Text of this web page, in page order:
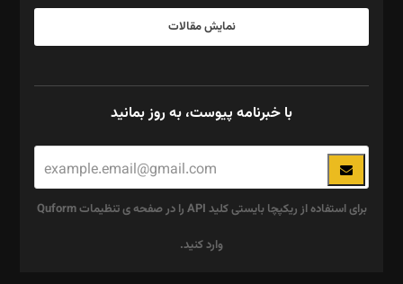
نمایش مقالات
با خبرنامه پیوست، به روز بمانید
برای استفاده از ریکپچا بایستی کلید API را در صفحه ی تنظیمات Quform
وارد کنید.